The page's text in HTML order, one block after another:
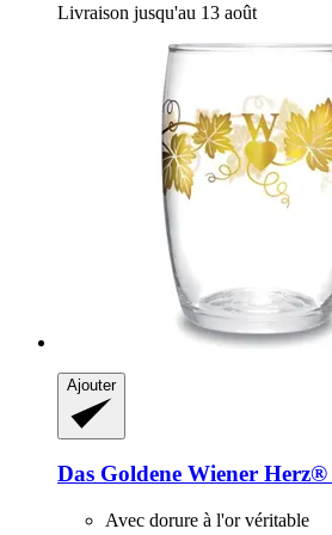
Livraison jusqu'au 13 août
Ajouter
Das Goldene Wiener Herz®
Avec dorure à l'or véritable